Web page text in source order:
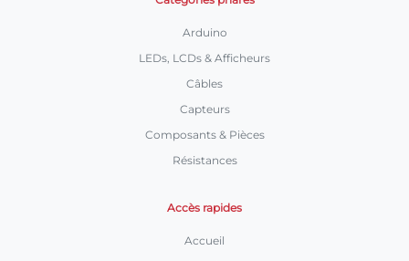
Arduino
LEDs, LCDs & Afficheurs
Câbles
Capteurs
Composants & Pièces
Résistances
Accès rapides
Accueil